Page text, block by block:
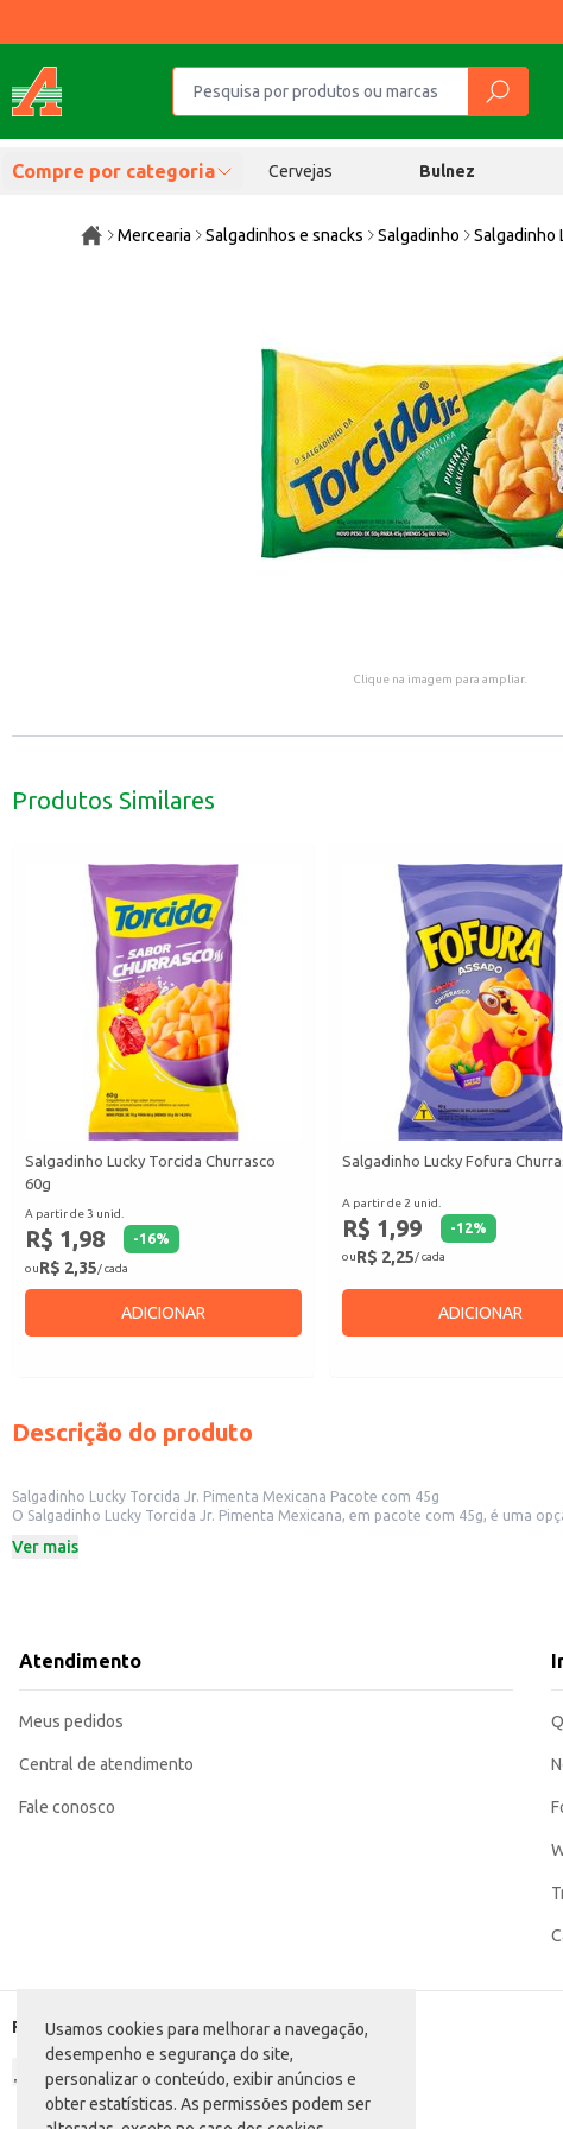
Usamos cookies para melhorar a navegação,
desempenho e segurança do site,
personalizar o conteúdo, exibir anúncios e
obter estatísticas. As permissões podem ser
Compre por categoria Cervejas Bulnez
Mercearia Salgadinhos e snacks Salgadinho Salgadinho
Clique na imagem para ampliar.
Produtos Similares
Salgadinho Lucky Torcida Churrasco
60g
A partir de 3 unid.
R$ 1,98 -16%
ouR$ 2,35/ cada
ADICIONAR
Salgadinho Lucky Fofura
A partir de 2 unid.
R$ 1,99 -12%
ouR$ 2,25/ cada
ADICIONAR
Descrição do produto
Salgadinho Lucky Torcida Jr. Pimenta Mexicana Pacote com 45g
O Salgadinho Lucky Torcida Jr. Pimenta Mexicana, em pacote com 45g, é uma opção saborosa e prática para diversas ocasiões. Sua
momentos de lazer ou como acompanhamento de filmes e jogos.
O Salgadinho Lucky Torcida Jr. Pimenta Mexicana oferece um sabor marcante e uma textura crocante,
crocância, mantendo a qualidade do produto.
Departamento: Mercearia
Conteúdo: 45g
Ver mais
Atendimento
Meus pedidos
Central de atendimento
Fale conosco
Formas de pagamento